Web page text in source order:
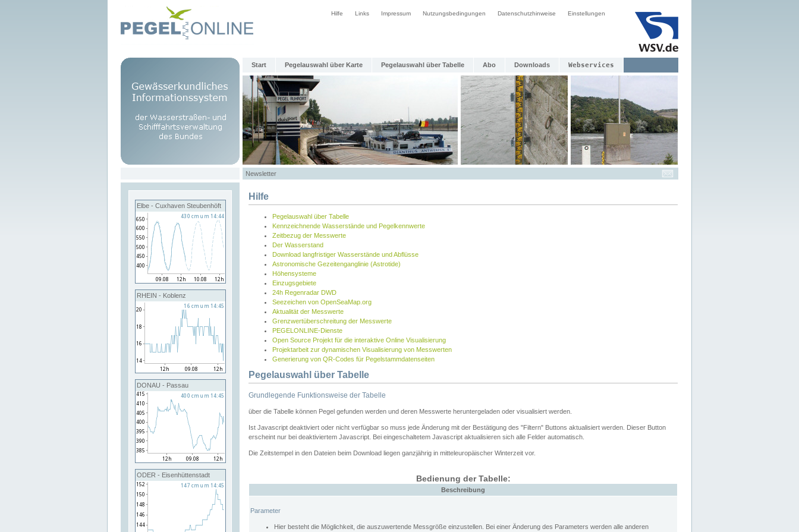
Hilfe Links Impressum Nutzungsbedingungen Datenschutzhinweise Einstellungen
Start Pegelauswahl über Karte Pegelauswahl über Tabelle Abo Downloads Webservices
Newsletter
Elbe - Cuxhaven Steubenhöft
RHEIN - Koblenz
DONAU - Passau
ODER - Eisenhüttenstadt
Hilfe
Pegelauswahl über Tabelle
Kennzeichnende Wasserstände und Pegelkennwerte
Zeitbezug der Messwerte
Der Wasserstand
Download langfristiger Wasserstände und Abflüsse
Astronomische Gezeitenganglinie (Astrotide)
Höhensysteme
Einzugsgebiete
24h Regenradar DWD
Seezeichen von OpenSeaMap.org
Aktualität der Messwerte
Grenzwertüberschreitung der Messwerte
PEGELONLINE-Dienste
Open Source Projekt für die interaktive Online Visualisierung
Projektarbeit zur dynamischen Visualisierung von Messwerten
Generierung von QR-Codes für Pegelstammdatenseiten
Pegelauswahl über Tabelle
Grundlegende Funktionsweise der Tabelle
über die Tabelle können Pegel gefunden werden und deren Messwerte heruntergeladen oder visualisiert werden.
Ist Javascript deaktiviert oder nicht verfügbar so muss jede Änderung mit der Bestätigung des "Filtern" Buttons aktualisiert werden. Dieser Button
erscheint nur bei deaktiviertem Javascript. Bei eingeschaltetem Javascript aktualisieren sich alle Felder automatisch.
Die Zeitstempel in den Dateien beim Download liegen ganzjährig in mitteleuropäischer Winterzeit vor.
Bedienung der Tabelle:
Beschreibung
Parameter
Hier besteht die Möglichkeit, die auszuwertende Messgröße einzustellen. Bei einer Änderung des Parameters werden alle anderen